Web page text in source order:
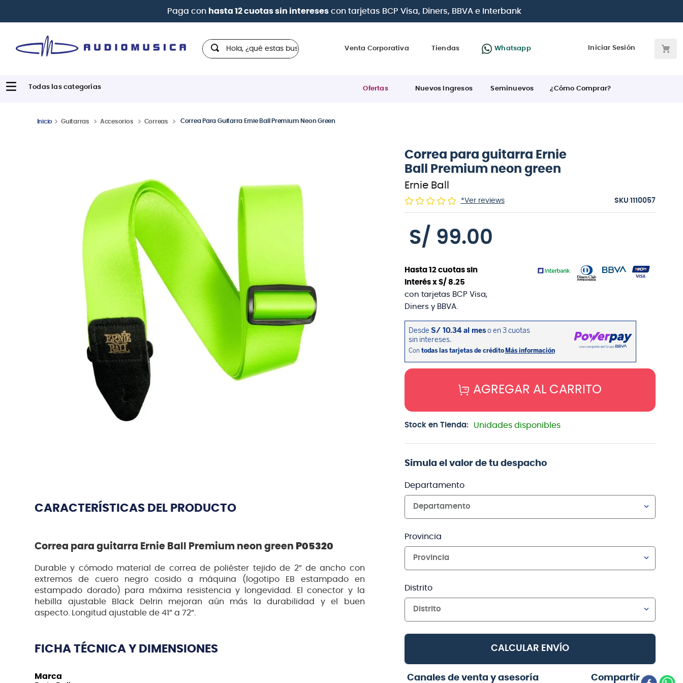
Paga con hasta 12 cuotas sin interesescon tarjetas BCP Visa, Diners, BBVA e Interbank
Hola, ¿qué estas buscando?
Venta Corporativa Tiendas Whatsapp Iniciar Sesión
Ofertas Nuevos Ingresos Seminuevos ¿Cómo Comprar?
Guitarras Accesorios Correas Correa Para Guitarra Ernie Ball Premium Neon Green
CARACTERÍSTICAS DEL PRODUCTO
Correa para guitarra Ernie Ball Premium neon green P05320
Durable y cómodo material de correa de poliéster tejido de 2” de ancho con
extremos de cuero negro cosido a máquina (logotipo EB estampado en
estampado dorado) para máxima resistencia y longevidad. El conector y la
hebilla ajustable Black Delrin mejoran aún más la durabilidad y el buen
aspecto. Longitud ajustable de 41” a 72”.
FICHA TÉCNICA Y DIMENSIONES
Marca
Correa para guitarra Ernie
Ball Premium neon green
Ernie Ball
*Ver reviews :1110057
S/ 99.00
Hasta 12cuotas sin
interés x S/ 8.25
con tarjetas BCP Visa,
Diners y BBVA.
AGREGAR AL CARRITO
Stock en Tienda: Unidades disponibles
Simula el valor de tu despacho
Departamento
Departamento
Provincia
Provincia
Distrito
Distrito
CALCULAR ENVÍO
Canales de venta y asesoría